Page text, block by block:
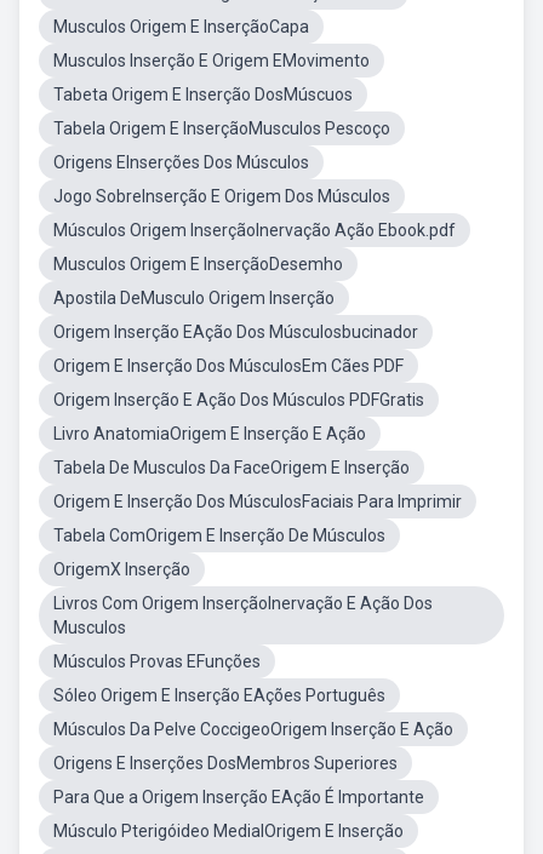
Musculos Origem E InserçãoCapa
Musculos Inserção E Origem EMovimento
Tabeta Origem E Inserção DosMúscuos
Tabela Origem E InserçãoMusculos Pescoço
Origens EInserções Dos Músculos
Jogo SobreInserção E Origem Dos Músculos
Músculos Origem InserçãoInervação Ação Ebook.pdf
Musculos Origem E InserçãoDesemho
Apostila DeMusculo Origem Inserção
Origem Inserção EAção Dos Músculosbucinador
Origem E Inserção Dos MúsculosEm Cães PDF
Origem Inserção E Ação Dos Músculos PDFGratis
Livro AnatomiaOrigem E Inserção E Ação
Tabela De Musculos Da FaceOrigem E Inserção
Origem E Inserção Dos MúsculosFaciais Para Imprimir
Tabela ComOrigem E Inserção De Músculos
OrigemX Inserção
Livros Com Origem InserçãoInervação E Ação Dos
Musculos
Músculos Provas EFunções
Sóleo Origem E Inserção EAções Português
Músculos Da Pelve CoccigeoOrigem Inserção E Ação
Origens E Inserções DosMembros Superiores
Para Que a Origem Inserção EAção É Importante
Músculo Pterigóideo MedialOrigem E Inserção